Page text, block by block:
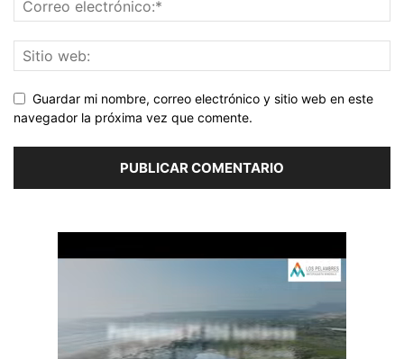
Guardar mi nombre, correo electrónico y sitio web en este
navegador la próxima vez que comente.